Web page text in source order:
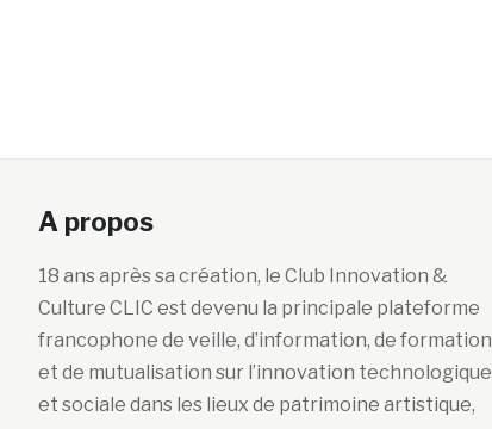
A propos
18 ans après sa création, le Club Innovation &
Culture CLIC est devenu la principale plateforme
francophone de veille, d’information, de formation
et de mutualisation sur l’innovation technologique
et sociale dans les lieux de patrimoine artistique,